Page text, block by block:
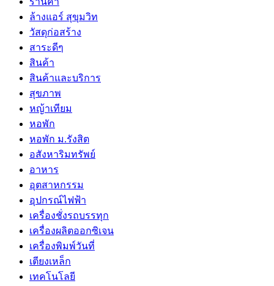
ล้างแอร์ สุขุมวิท
วัสดุก่อสร้าง
สาระดีๆ
สินค้า
สินค้าและบริการ
สุขภาพ
หญ้าเทียม
หอพัก
หอพัก ม.รังสิต
อสังหาริมทรัพย์
อาหาร
อุตสาหกรรม
อุปกรณ์ไฟฟ้า
เครื่องชั่งรถบรรทุก
เครื่องผลิตออกซิเจน
เครื่องพิมพ์วันที่
เตียงเหล็ก
เทคโนโลยี